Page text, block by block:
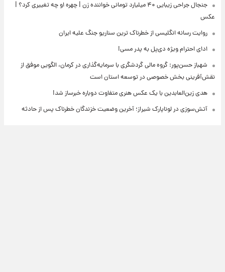
جنجال جراحی زیبایی ۴۰ میلیارد تومانی خواننده زن | چهره او چه تغییری کرد؟ |
عکس
روایت رسانه انگلیسی از خطرناک ترین سناریو جنگ علیه ایران
ادای احترام ویژه دی‌پل به پدر مسی!
شهباز حسن‌پور: گروه مالی گردشگری با سرمایه‌گذاری در کرمان، الگویی موفق از
نقش‌آفرینی بخش خصوصی در توسعه استان است
هدی زین‌العابدین با یک عکس هنری متفاوت دوباره خبرساز شد!
آتش‌سوزی در لوناپارک شیراز؛ آخرین وضعیت خزندگان خطرناک پس از حادثه